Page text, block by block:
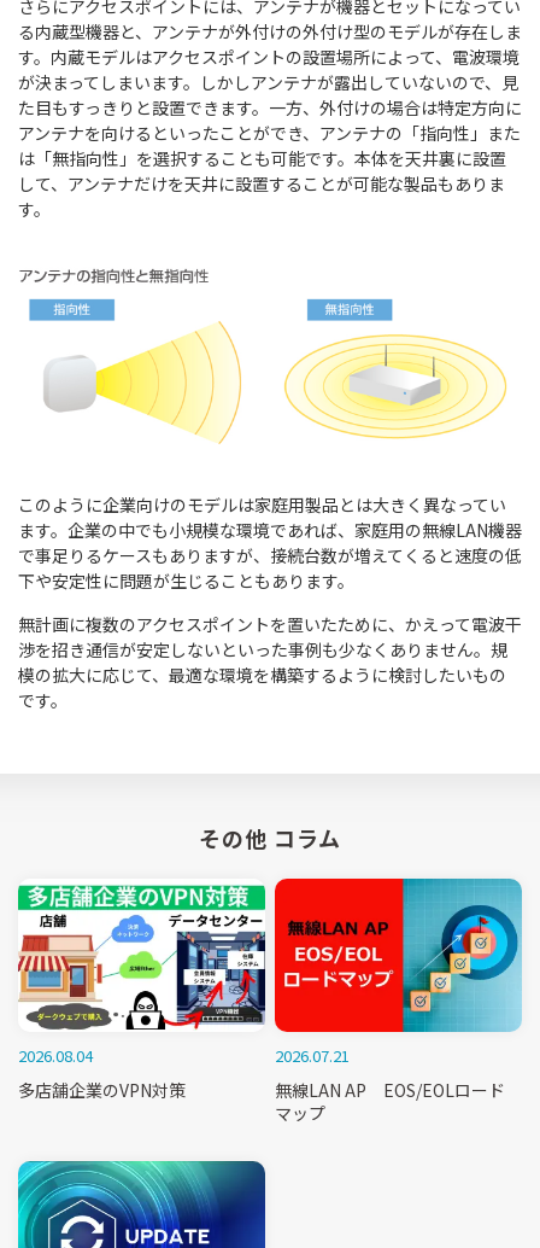
さらにアクセスポイントには、アンテナが機器とセットになってい
る内蔵型機器と、アンテナが外付けの外付け型のモデルが存在しま
す。内蔵モデルはアクセスポイントの設置場所によって、電波環境
が決まってしまいます。しかしアンテナが露出していないので、見
た目もすっきりと設置できます。一方、外付けの場合は特定方向に
アンテナを向けるといったことができ、アンテナの「指向性」また
は「無指向性」を選択することも可能です。本体を天井裏に設置
して、アンテナだけを天井に設置することが可能な製品もありま
す。
このように企業向けのモデルは家庭用製品とは大きく異なってい
ます。企業の中でも小規模な環境であれば、家庭用の無線LAN機器
で事足りるケースもありますが、接続台数が増えてくると速度の低
下や安定性に問題が生じることもあります。
無計画に複数のアクセスポイントを置いたために、かえって電波干
渉を招き通信が安定しないといった事例も少なくありません。規
模の拡大に応じて、最適な環境を構築するように検討したいもの
です。
その他 コラム
2026.08.04
多店舗企業のVPN対策
2026.07.21
無線LAN AP EOS/EOLロード
マップ